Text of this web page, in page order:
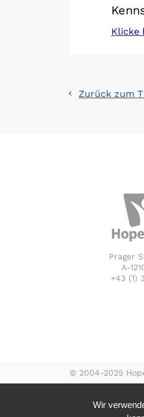
Klicke
Zurück zum
Prager
A-
+43 (1)
© 2004-2025
Wir